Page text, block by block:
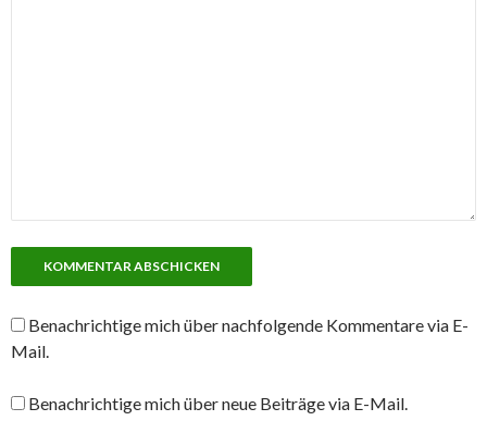
Benachrichtige mich über nachfolgende Kommentare via E-
Mail.
Benachrichtige mich über neue Beiträge via E-Mail.